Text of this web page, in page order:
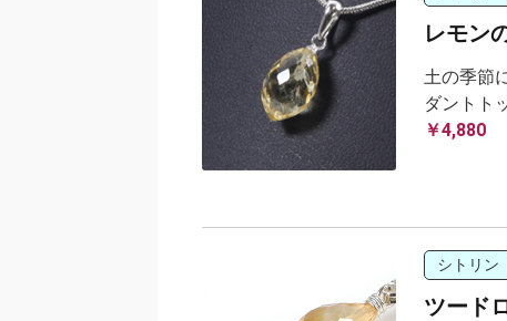
レモン
土の季節
ダントト
￥4,880
シトリン
ツード